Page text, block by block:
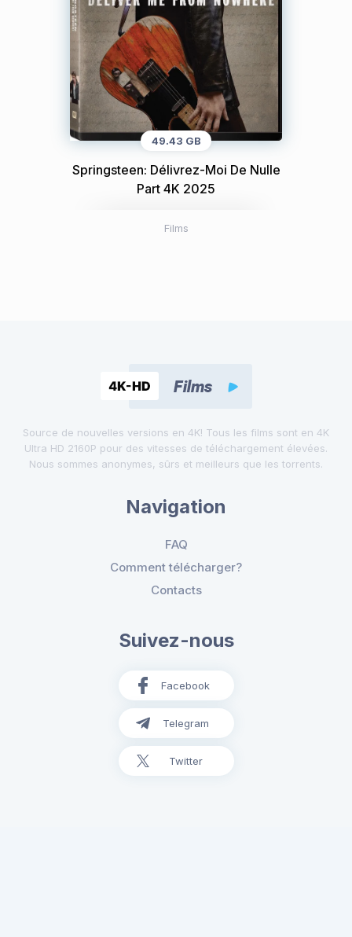
49.43 GB
Springsteen: Délivrez-Moi De Nulle
Part 4K 2025
Films
Source de nouvelles versions en 4K! Tous les films sont en 4K
Ultra HD 2160P pour des vitesses de téléchargement élevées.
Nous sommes anonymes, sûrs et meilleurs que les torrents.
Navigation
FAQ
Comment télécharger?
Contacts
Suivez-nous
Facebook
Telegram
Twitter